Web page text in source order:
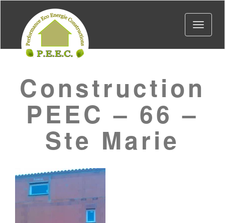
Toggle
Construction
PEEC – 66 –
Ste Marie